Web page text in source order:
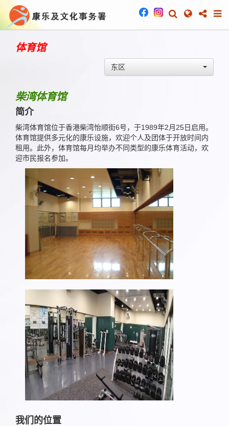
体育馆
东区
柴湾体育馆
简介
柴湾体育馆位于香港柴湾怡顺街6号，于1989年2月25日启用。
体育馆提供多元化的康乐设施，欢迎个人及团体于开放时间内
租用。此外，体育馆每月均举办不同类型的康乐体育活动，欢
迎市民报名参加。
我们的位置